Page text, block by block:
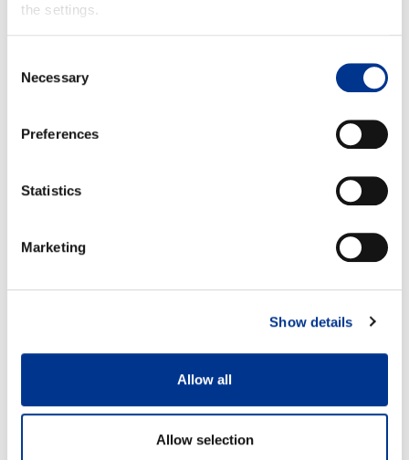
the settings.
Selection
Necessary
Preferences
Statistics
Marketing
Show details
Allow all
Allow selection